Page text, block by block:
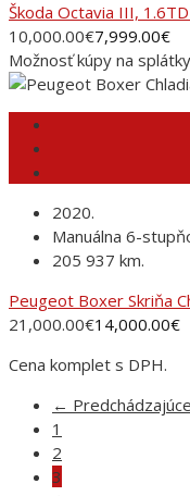
Škoda Octavia III,
10,000.00€7,999.00€
Možnosť kúpy na splátky
2020.
Manuálna 6-
205 937 km.
Peugeot Boxer Skriňa
21,000.00€14,000.00€
Cena komplet s DPH.
← Predchádzajúce
1
2
3